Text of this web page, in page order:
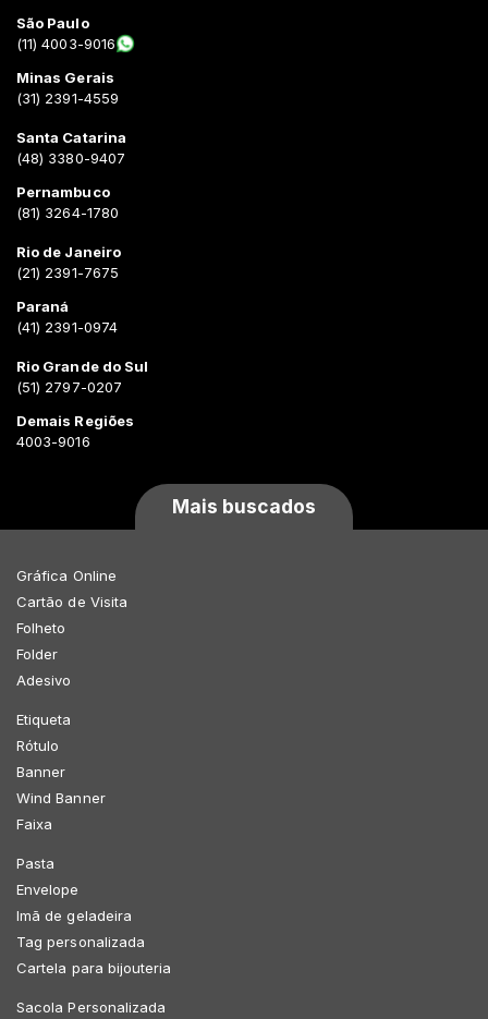
São Paulo
(11) 4003-9016
Minas Gerais
(31) 2391-4559
Santa Catarina
(48) 3380-9407
Pernambuco
(81) 3264-1780
Rio de Janeiro
(21) 2391-7675
Paraná
(41) 2391-0974
Rio Grande do Sul
(51) 2797-0207
Demais Regiões
4003-9016
Mais buscados
Gráfica Online
Cartão de Visita
Folheto
Folder
Adesivo
Etiqueta
Rótulo
Banner
Wind Banner
Faixa
Pasta
Envelope
Imã de geladeira
Tag personalizada
Cartela para bijouteria
Sacola Personalizada